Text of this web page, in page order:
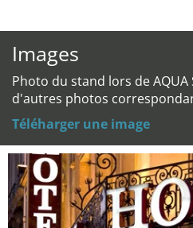
Images
Photo du stand lors de
d'autres photos
Téléharger une image